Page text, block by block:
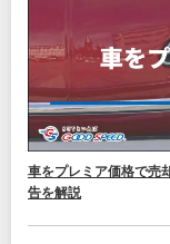
車をプレミア価格で売
告を解説